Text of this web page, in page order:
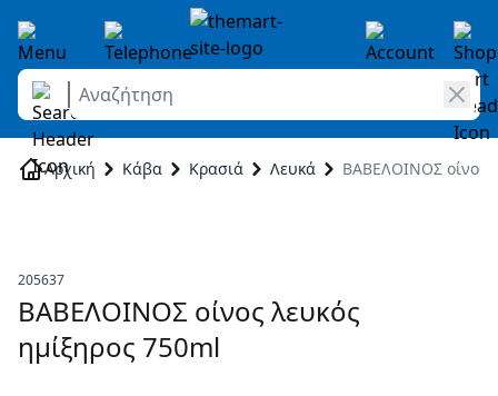
Skip to Content
Αναζήτηση
Αρχική Κάβα Κρασιά Λευκά ΒΑΒΕΛΟΙΝΟΣ οίνος
205637
ΒΑΒΕΛΟΙΝΟΣ οίνος λευκός
ημίξηρος 750ml